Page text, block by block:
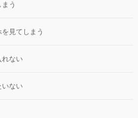
う
見てしまう
れない
いない